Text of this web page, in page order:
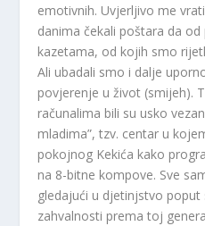
emotivnih. Uvjerljivo me
danima čekali poštara da
kazetama, od kojih smo
Ali ubadali smo i dalje
povjerenje u život (smijeh).
računalima bili su usko
mladima”, tzv. centar u
pokojnog Kekića kako
na 8-bitne kompove. Sve
gledajući u djetinjstvo poput
zahvalnosti prema toj